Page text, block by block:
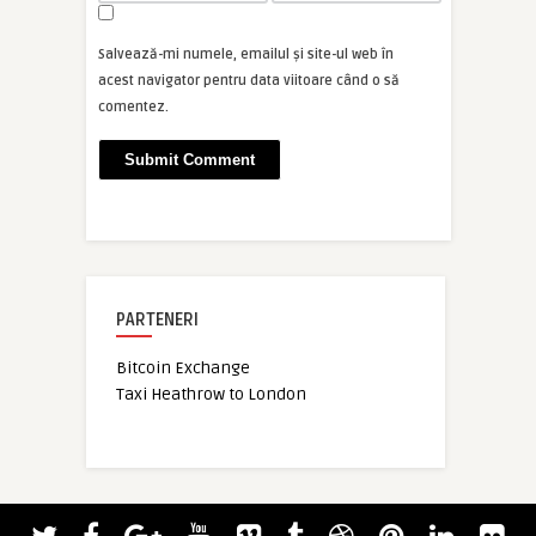
Salvează-mi numele, emailul și site-ul web în
acest navigator pentru data viitoare când o să
comentez.
PARTENERI
Bitcoin Exchange
Taxi Heathrow to London